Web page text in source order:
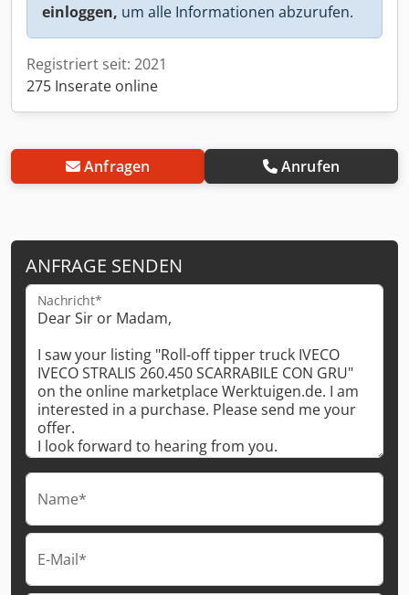
einloggen, um alle Informationen abzurufen.
Registriert seit: 2021
275 Inserate online
Anfragen Anrufen
ANFRAGE SENDEN
Nachricht*
Name*
E-Mail*